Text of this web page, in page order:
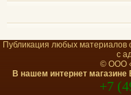
Публикация любых материалов
с
© ООО
В нашем интернет магазине
+7